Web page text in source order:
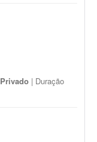
Privado | Duração